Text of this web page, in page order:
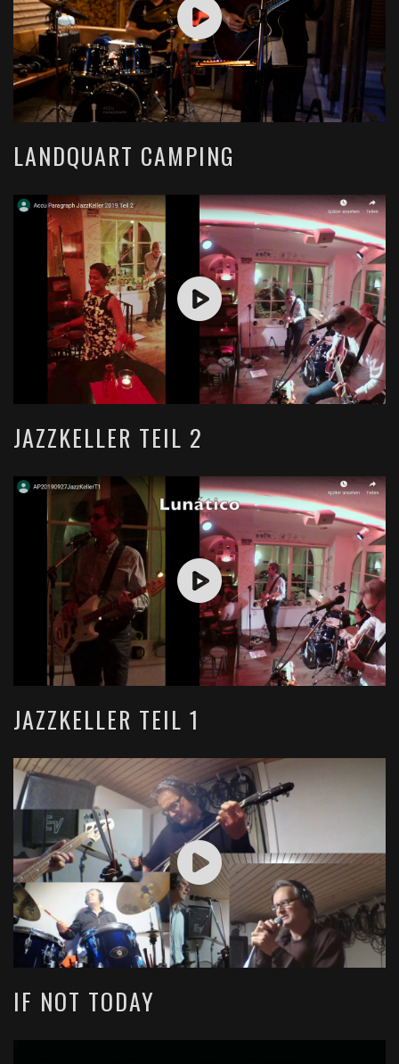
LANDQUART CAMPING
JAZZKELLER TEIL 2
JAZZKELLER TEIL 1
IF NOT TODAY